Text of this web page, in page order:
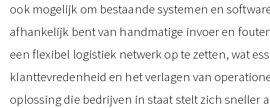
ook mogelijk om bestaande systemen en
afhankelijk bent van handmatige invoer en
een flexibel logistiek netwerk op te zetten, wat
klanttevredenheid en het verlagen van
oplossing die bedrijven in staat stelt zich sneller